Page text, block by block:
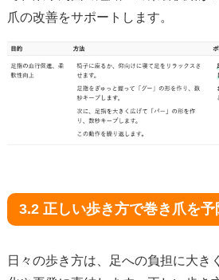
爪の改善をサポートします。
3.2 正しい歩き方で巻き爪を予
日々の歩き方は、足への負担に大き